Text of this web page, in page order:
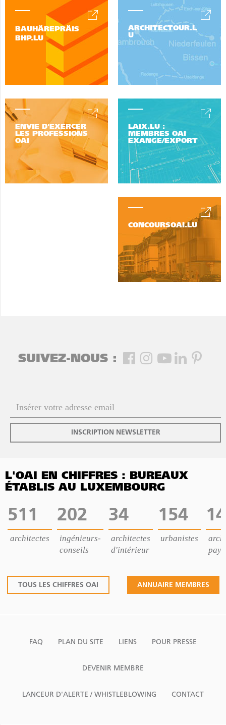
BAUHÄREPRÄIS
BHP.LU
ARCHITECTOUR.L
U
ENVIE D'EXERCER
LES PROFESSIONS
OAI
LAIX.LU :
MEMBRES OAI
EXANGE/EXPORT
CONCOURSOAI.LU
SUIVEZ-NOUS :
INSCRIPTION NEWSLETTER
L'OAI EN CHIFFRES : BUREAUX
ÉTABLIS AU LUXEMBOURG
511
architectes
202
ingénieurs-
conseils
34
architectes
d'intérieur
154
urbanistes
14
TOUS LES CHIFFRES OAI ANNUAIRE MEMBRES
FAQ PLAN DU SITE LIENS POUR PRESSE
DEVENIR MEMBRE
LANCEUR D'ALERTE / WHISTLEBLOWING CONTACT